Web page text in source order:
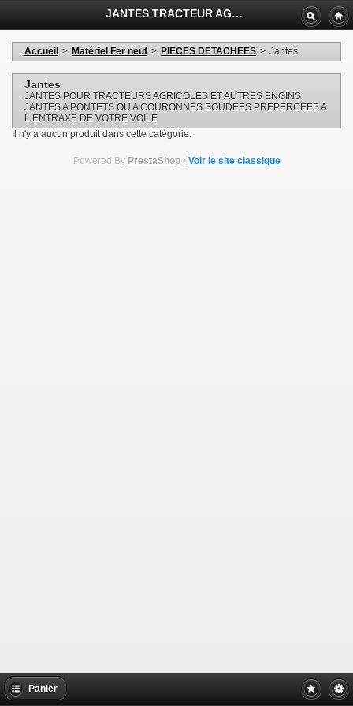
JANTES TRACTEUR AGRICOLE - AGRIGOM SAS
Accueil > Matériel Fer neuf > PIECES DETACHEES > Jantes
Jantes
JANTES POUR TRACTEURS AGRICOLES ET AUTRES ENGINS
JANTES A PONTETS OU A COURONNES SOUDEES PREPERCEES A
L ENTRAXE DE VOTRE VOILE
Il n'y a aucun produit dans cette catégorie.
Powered By PrestaShop• Voir le site classique
Panier